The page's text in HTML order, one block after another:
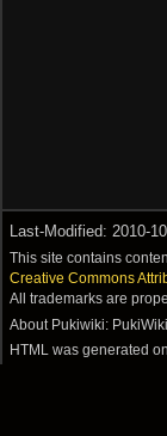
Last-Modified: 2010-
This site contains
Creative Commons
All trademarks are
About Pukiwiki:
HTML was generated